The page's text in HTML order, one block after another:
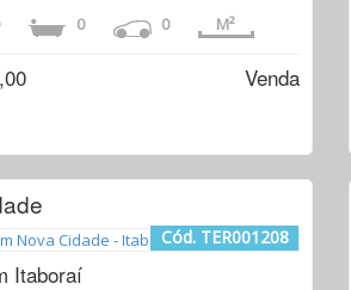
0 0 M²
Venda
Cód. TER001208
Itaboraí